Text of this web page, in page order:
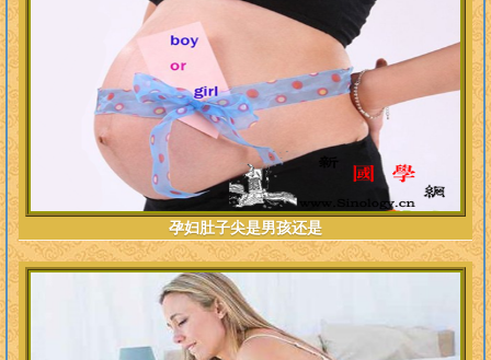
孕妇肚子尖是男孩还是